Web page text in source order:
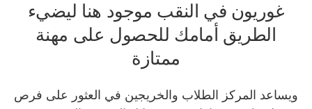
غوريون في النقب موجود هنا ليضيء
الطريق أمامك للحصول على مهنة
ممتازة
ويساعد المركز الطلاب والخريجين في العثور على فرص